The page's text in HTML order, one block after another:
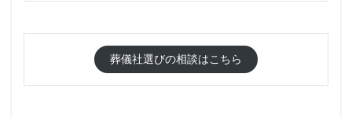
葬儀社選びの相談はこちら